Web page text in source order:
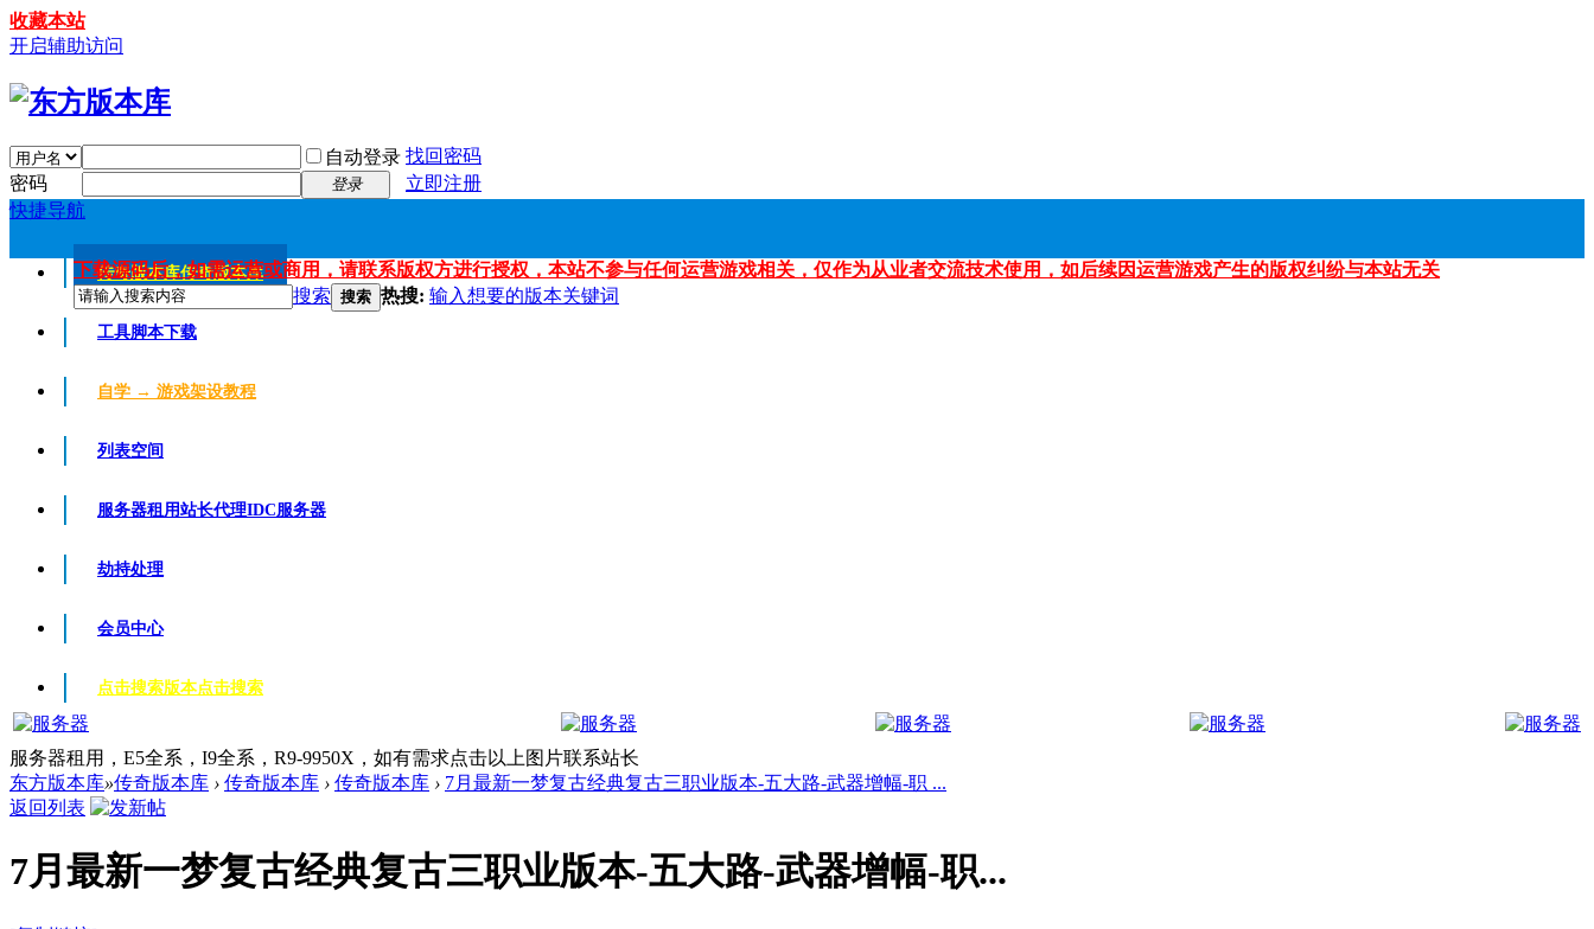
收藏本站
开启辅助访问
自动登录 找回密码
密码
登录
立即注册
快捷导航
传奇版本库传奇版本库
工具脚本下载
自学 → 游戏架设教程
列表空间
服务器租用站长代理IDC服务器
劫持处理
会员中心
点击搜索版本点击搜索
下载源码后，如需运营或商用，请联系版权方进行授权，本站不参与任何运营游戏相关，仅作为从业者交流技术使用，如后续因运营游戏产生的版权纠纷与本站无关
搜索 搜索 热搜: 输入想要的版本关键词
服务器租用，E5全系，I9全系，R9-9950X，如有需求点击以上图片联系站长
东方版本库»传奇版本库 › 传奇版本库 › 传奇版本库 › 7月最新一梦复古经典复古三职业版本-五大路-武器增幅-职 ...
返回列表
7月最新一梦复古经典复古三职业版本-五大路-武器增幅-职...